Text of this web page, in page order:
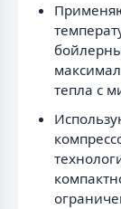
тепла с